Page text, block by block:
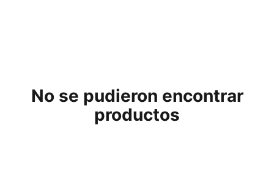
No se pudieron encontrar
productos